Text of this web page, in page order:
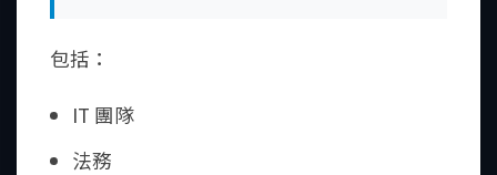
包括：
IT 團隊
法務